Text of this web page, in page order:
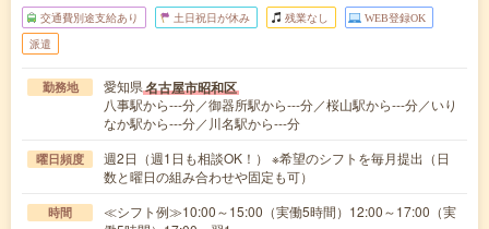
交通費別途支給あり 土日祝日が休み 残業なし WEB登録OK
派遣
勤務地 愛知県名古屋市昭和区
八事駅から---分／御器所駅から---分／桜山駅から---分／いり
なか駅から---分／川名駅から---分
曜日頻度
週2日（週1日も相談OK！） ※希望のシフトを毎月提出（日
数と曜日の組み合わせや固定も可）
時間
≪シフト例≫10:00～15:00（実働5時間）12:00～17:00（実